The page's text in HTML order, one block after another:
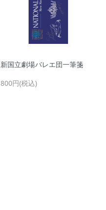
新国立劇場バレエ団一筆箋
800円(税込)